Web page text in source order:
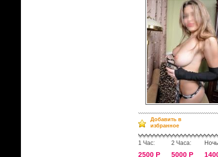
Добавить в
избранное
1 Час:
2500 Р
2 Часа:
5000 Р